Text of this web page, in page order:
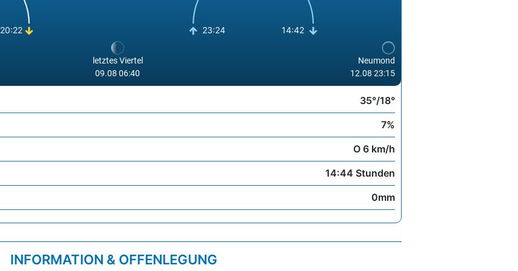
20:22 23:24 14:42
letztes Viertel
09.08 06:40
Neumond
12.08 23:15
35°/18°
7%
O 6 km/h
14:44 Stunden
0mm
INFORMATION & OFFENLEGUNG